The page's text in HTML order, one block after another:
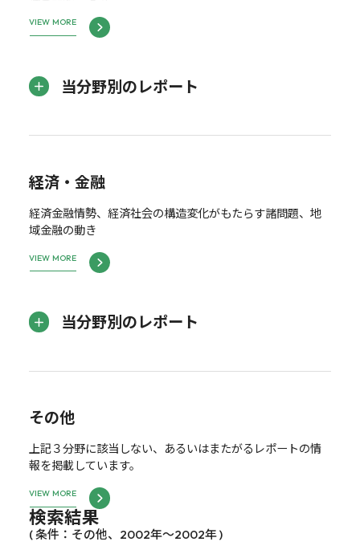
VIEW MORE
当分野別のレポート
経済・金融
経済金融情勢、経済社会の構造変化がもたらす諸問題、地
域金融の動き
VIEW MORE
当分野別のレポート
その他
上記３分野に該当しない、あるいはまたがるレポートの情
報を掲載しています。
VIEW MORE
検索結果
( 条件：その他、2002年～2002年 )